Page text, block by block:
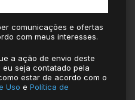
comunicações e ofertas
com meus interesses.
a ação de envio deste
seja contatado pela
estar de acordo com o
Uso e Política de